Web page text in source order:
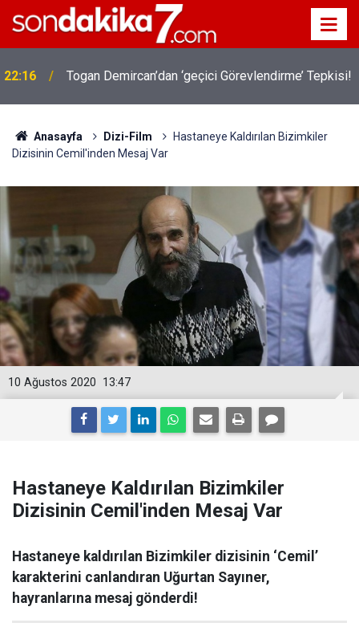
22:16 Togan Demircan’dan ‘geçici Görevlendirme’ Tepkisi!
Anasayfa Dizi-Film
Hastaneye Kaldırılan Bizimkiler
Dizisinin Cemil'inden Mesaj Var
13:47
10 Ağustos 2020
Hastaneye Kaldırılan Bizimkiler
Dizisinin Cemil'inden Mesaj Var
Hastaneye kaldırılan Bizimkiler dizisinin ‘Cemil’
karakterini canlandıran Uğurtan Sayıner,
hayranlarına mesaj gönderdi!